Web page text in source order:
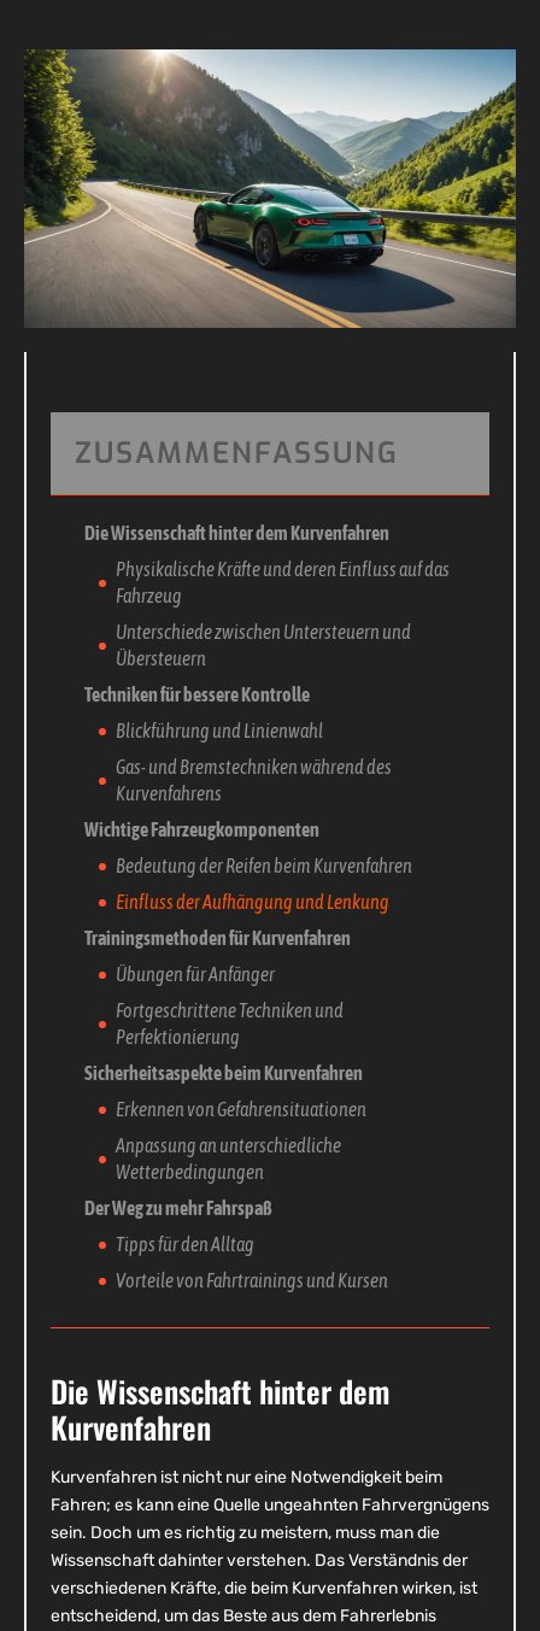
ZUSAMMENFASSUNG
Die Wissenschaft hinter dem Kurvenfahren
Physikalische Kräfte und deren Einfluss auf das
Fahrzeug
Unterschiede zwischen Untersteuern und
Übersteuern
Techniken für bessere Kontrolle
Blickführung und Linienwahl
Gas- und Bremstechniken während des
Kurvenfahrens
Wichtige Fahrzeugkomponenten
Bedeutung der Reifen beim Kurvenfahren
Einfluss der Aufhängung und Lenkung
Trainingsmethoden für Kurvenfahren
Übungen für Anfänger
Fortgeschrittene Techniken und
Perfektionierung
Sicherheitsaspekte beim Kurvenfahren
Erkennen von Gefahrensituationen
Anpassung an unterschiedliche
Wetterbedingungen
Der Weg zu mehr Fahrspaß
Tipps für den Alltag
Vorteile von Fahrtrainings und Kursen
Die Wissenschaft hinter dem
Kurvenfahren
Kurvenfahren ist nicht nur eine Notwendigkeit beim
Fahren; es kann eine Quelle ungeahnten Fahrvergnügens
sein. Doch um es richtig zu meistern, muss man die
Wissenschaft dahinter verstehen. Das Verständnis der
verschiedenen Kräfte, die beim Kurvenfahren wirken, ist
entscheidend, um das Beste aus dem Fahrerlebnis